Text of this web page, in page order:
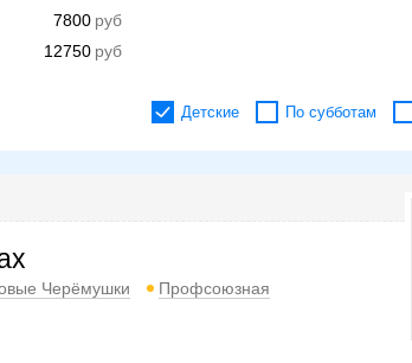
7800
12750
Детские По субботам
Черёмушки Профсоюзная